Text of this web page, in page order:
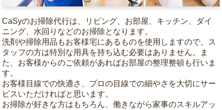
CaSyのお掃除代行は、リビング、お部屋、キッチン、ダイ
ニング、水回りなどのお掃除となります。
洗剤や掃除用品もお客様宅にあるものを使用しますので、ス
タッフの方は特別な用具を持ち込む必要はありません。ま
た、お客様からのご依頼があればお部屋の整理整頓も行いま
す。
お客様目線での快適さ、プロの目線での細やさを大切にサー
ビスいただければと思います。
お掃除が好きな方はもちろん、働きながら家事のスキルアッ